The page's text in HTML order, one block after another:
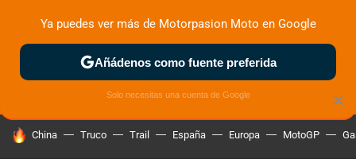
ZONA DE PRUEBAS DEPORTIVAS MOTOS ELÉCTRICAS
HOY SE HABLA DE
China Truco Trail España Europa MotoGP
×
Ya puedes ver más de Motorpasion Moto en Google
Añádenos como fuente preferida
Solo necesitas una cuenta de Google